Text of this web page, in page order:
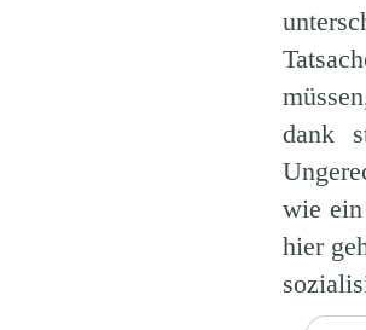
dank
wie
hier